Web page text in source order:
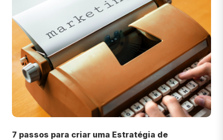
7 passos para criar uma Estratégia de